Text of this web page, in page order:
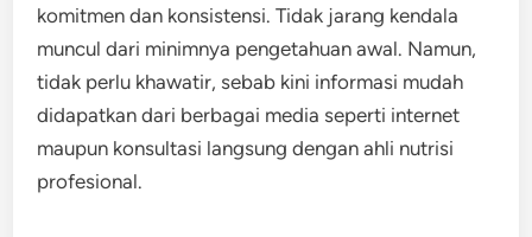
komitmen dan konsistensi. Tidak jarang kendala
muncul dari minimnya pengetahuan awal. Namun,
tidak perlu khawatir, sebab kini informasi mudah
didapatkan dari berbagai media seperti internet
maupun konsultasi langsung dengan ahli nutrisi
profesional.